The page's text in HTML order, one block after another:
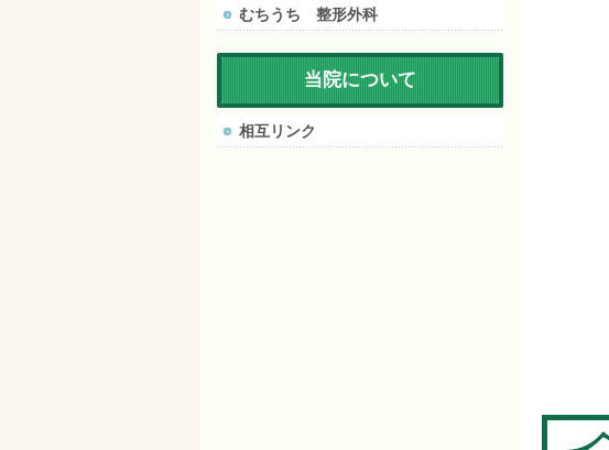
むちうち 整形外科
当院について
相互リンク